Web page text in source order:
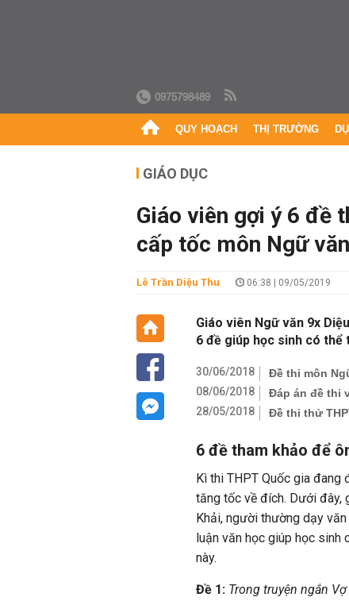
0975798489
QUY HOẠCH THỊ TRƯỜNG
GIÁO DỤC
Giáo viên gợi ý 6 đề
cấp tốc môn Ngữ văn
Lê Trần Diệu Thu 06:38 | 09/05/2019
Giáo viên Ngữ văn 9x
6 đề giúp học sinh có
30/06/2018
Đề thi môn
08/06/2018
Đáp án đề thi
28/05/2018
Đề thi thử
6 đề tham khảo để
Kì thi THPT Quốc gia đang
tăng tốc về đích. Dưới đây,
Khải, người thường dạy
luận văn học giúp học sinh
này.
Đề 1: Trong truyện ngắn